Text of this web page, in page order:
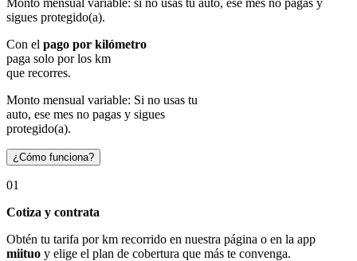
sigues protegido(a).
Con el pago por kilómetro
paga solo por los km
que recorres.
Monto mensual variable: Si no usas tu
auto, ese mes no pagas y sigues
protegido(a).
¿Cómo funciona?
01
Cotiza y contrata
Obtén tu tarifa por km recorrido en nuestra página o en la app
miituo y elige el plan de cobertura que más te convenga.